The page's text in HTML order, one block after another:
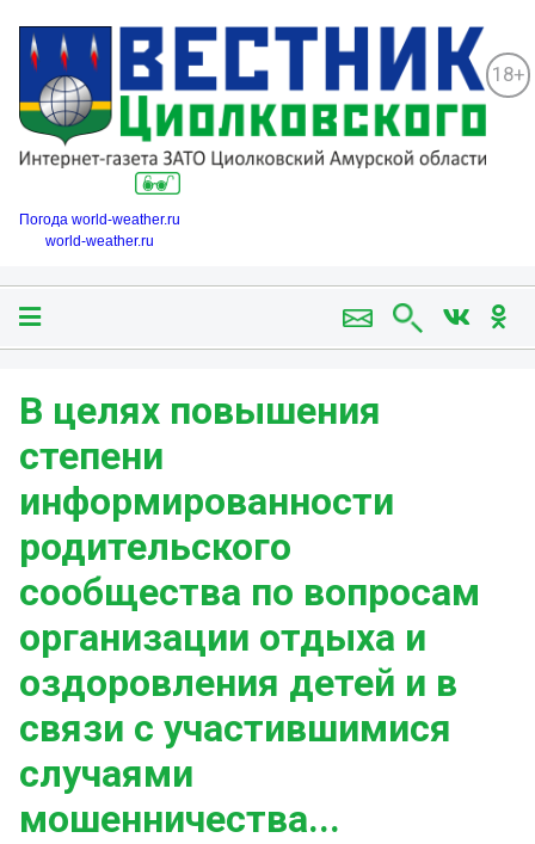
18+
Погода world-weather.ru
world-weather.ru
В целях повышения
степени
информированности
родительского
сообщества по вопросам
организации отдыха и
оздоровления детей и в
связи с участившимися
случаями
мошенничества...